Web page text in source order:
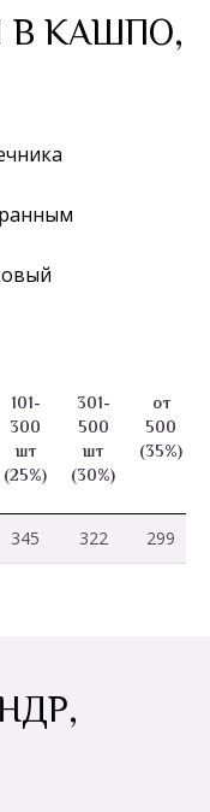
КАШПО,
101-
300
шт
(25%)
301-
500
шт
(30%)
от
500
(35%)
345 322 299